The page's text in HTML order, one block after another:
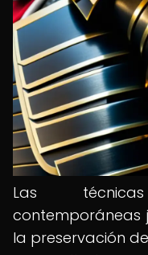
Las
contemporáneas
la preservación